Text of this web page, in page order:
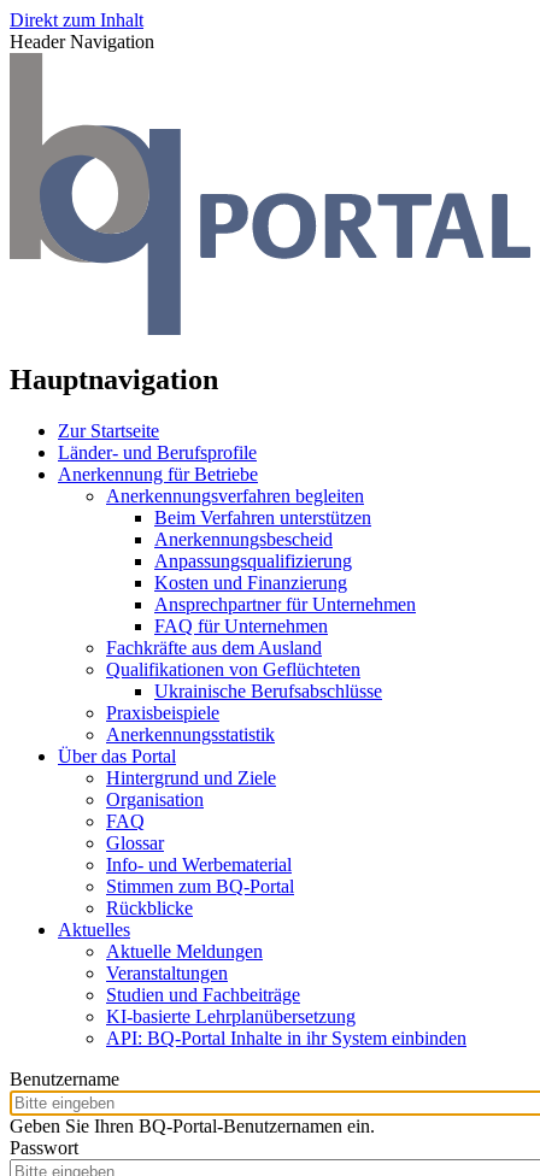
Direkt zum Inhalt
Header Navigation
Hauptnavigation
Zur Startseite
Länder- und Berufsprofile
Anerkennung für Betriebe
Anerkennungsverfahren begleiten
Beim Verfahren unterstützen
Anerkennungsbescheid
Anpassungsqualifizierung
Kosten und Finanzierung
Ansprechpartner für Unternehmen
FAQ für Unternehmen
Fachkräfte aus dem Ausland
Qualifikationen von Geflüchteten
Ukrainische Berufsabschlüsse
Praxisbeispiele
Anerkennungsstatistik
Über das Portal
Hintergrund und Ziele
Organisation
FAQ
Glossar
Info- und Werbematerial
Stimmen zum BQ-Portal
Rückblicke
Aktuelles
Aktuelle Meldungen
Veranstaltungen
Studien und Fachbeiträge
KI-basierte Lehrplanübersetzung
API: BQ-Portal Inhalte in ihr System einbinden
Benutzername
Geben Sie Ihren BQ-Portal-Benutzernamen ein.
Passwort